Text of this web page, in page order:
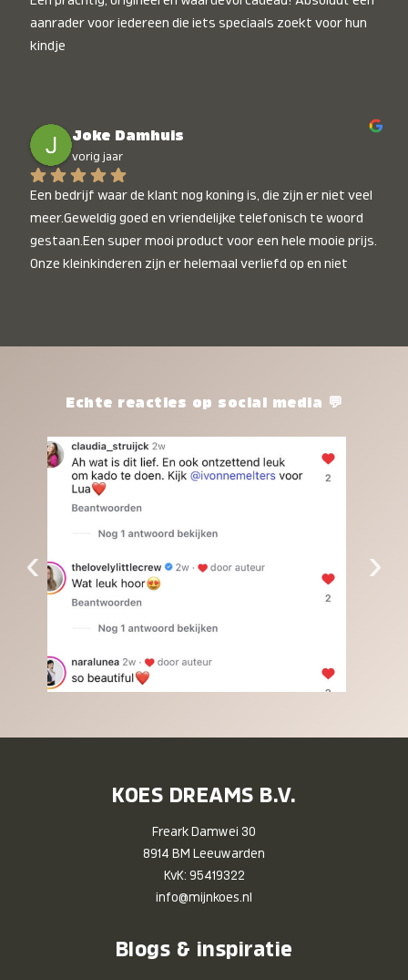
aanrader voor iedereen die iets speciaals zoekt voor hun
kindje
Joke Damhuis
vorig jaar
Een bedrijf waar de klant nog koning is, die zijn er niet veel
meer.Geweldig goed en vriendelijke telefonisch te woord
gestaan.Een super mooi product voor een hele mooie prijs.
Onze kleinkinderen zijn er helemaal verliefd op en niet
het waard.Echte reacties op social media 💬
‹ ›
KOES DREAMS B.V.
Freark Damwei 30
8914 BM Leeuwarden
KvK: 95419322
info@mijnkoes.nl
Blogs & inspiratie